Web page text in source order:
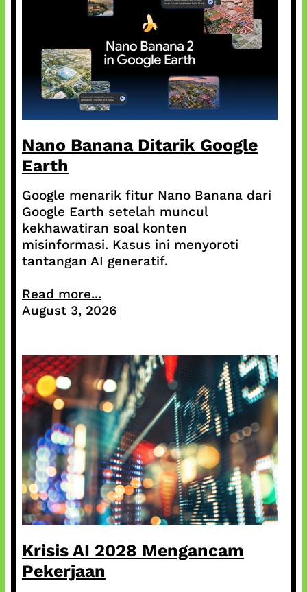
Nano Banana Ditarik Google
Earth
Google menarik fitur Nano Banana dari
Google Earth setelah muncul
kekhawatiran soal konten
misinformasi. Kasus ini menyoroti
tantangan AI generatif.
Read more...
August 3, 2026
Krisis AI 2028 Mengancam
Pekerjaan